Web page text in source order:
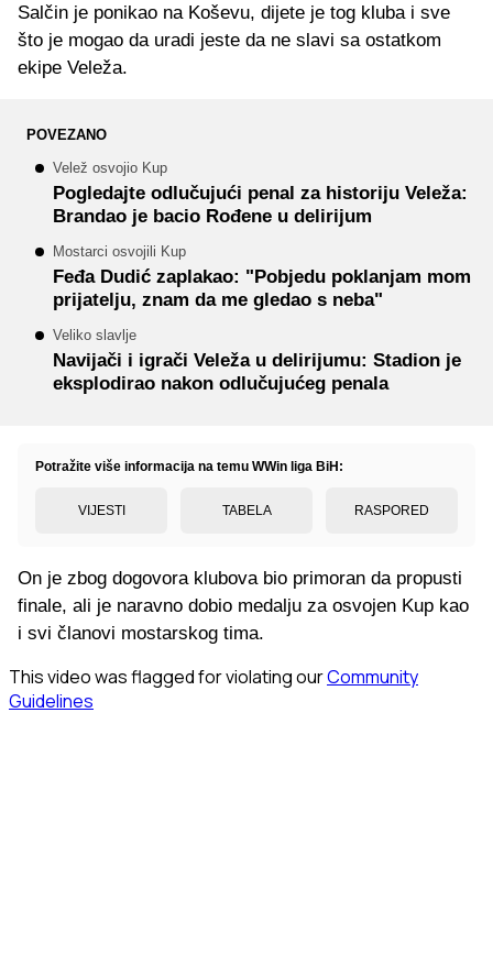
Salčin je ponikao na Koševu, dijete je tog kluba i sve
što je mogao da uradi jeste da ne slavi sa ostatkom
ekipe Veleža.
POVEZANO
Velež osvojio Kup
Pogledajte odlučujući penal za historiju Veleža:
Brandao je bacio Rođene u delirijum
Mostarci osvojili Kup
Feđa Dudić zaplakao: "Pobjedu poklanjam mom
prijatelju, znam da me gledao s neba"
Veliko slavlje
Navijači i igrači Veleža u delirijumu: Stadion je
eksplodirao nakon odlučujućeg penala
Potražite više informacija na temu WWin liga BiH:
VIJESTI TABELA RASPORED
On je zbog dogovora klubova bio primoran da propusti
finale, ali je naravno dobio medalju za osvojen Kup kao
i svi članovi mostarskog tima.